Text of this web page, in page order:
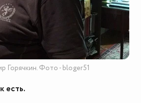
Горячкин. Фото - bloger51
есть.